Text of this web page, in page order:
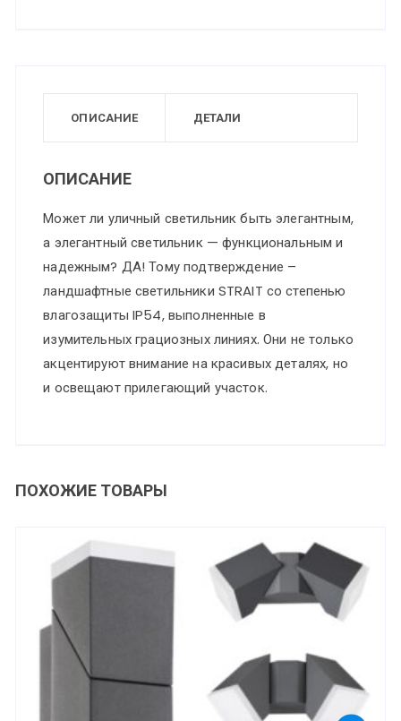
IP54
240V
4000K
720Лм
STRAIT
ОПИСАНИЕ ДЕТАЛИ
ОПИСАНИЕ
Может ли уличный светильник быть элегантным,
а элегантный светильник — функциональным и
надежным? ДА! Тому подтверждение –
ландшафтные светильники STRAIT со степенью
влагозащиты IP54, выполненные в
изумительных грациозных линиях. Они не только
акцентируют внимание на красивых деталях, но
и освещают прилегающий участок.
ПОХОЖИЕ ТОВАРЫ